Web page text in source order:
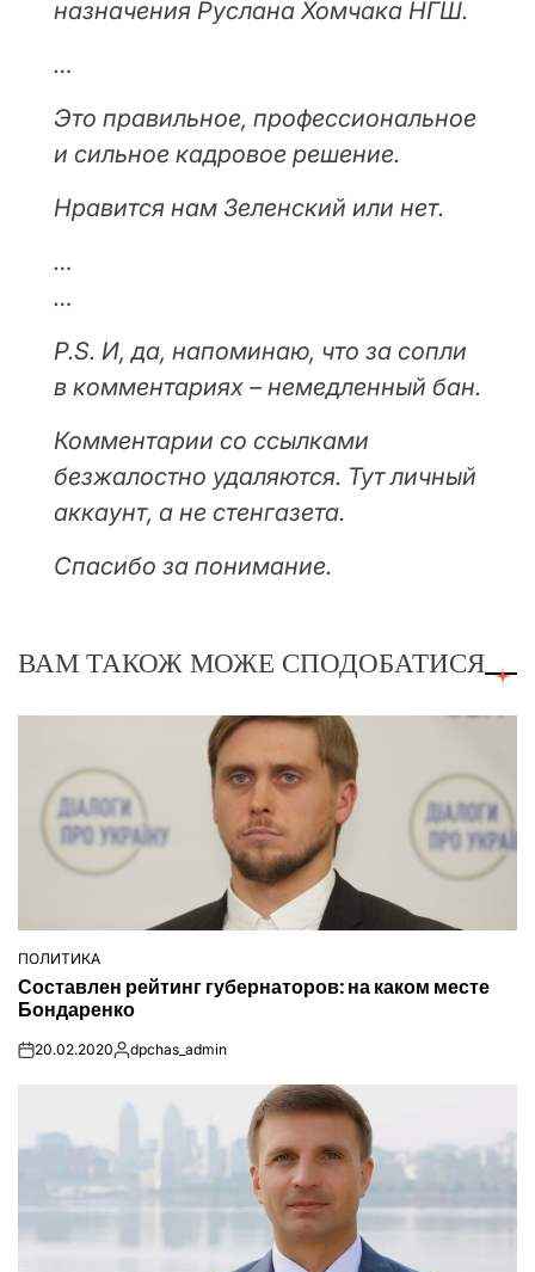
назначения Руслана Хомчака НГШ.
…
Это правильное, профессиональное
и сильное кадровое решение.
Нравится нам Зеленский или нет.
…
…
P.S. И, да, напоминаю, что за сопли
в комментариях – немедленный бан.
Комментарии со ссылками
безжалостно удаляются. Тут личный
аккаунт, а не стенгазета.
Спасибо за понимание.
ВАМ ТАКОЖ МОЖЕ СПОДОБАТИСЯ
ОПУБЛІКУВАТИ
У
ПОЛИТИКА
Составлен рейтинг губернаторов: на каком месте
Бондаренко
on20.02.2020Опубліковано
dpchas_admin